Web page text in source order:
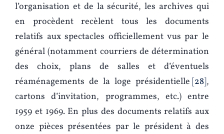
l’organisation et de la sécurité, les archives qui
en procèdent recèlent tous les documents
relatifs aux spectacles officiellement vus par le
général (notamment courriers de détermination
des choix, plans de salles et d’éventuels
réaménagements de la loge présidentielle 28 ,
cartons d’invitation, programmes, etc.) entre
1959 et 1969. En plus des documents relatifs aux
onze pièces présentées par le président à des